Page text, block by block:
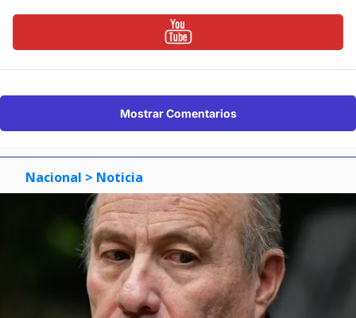
Mostrar Comentarios
Nacional > Noticia